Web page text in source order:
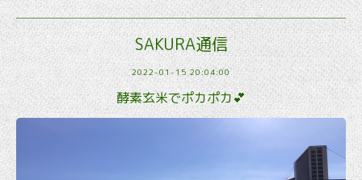
SAKURA通信
2022-01-15 20:04:00
酵素玄米でポカポカ💕